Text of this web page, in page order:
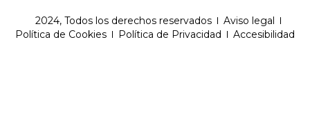
2024, Todos los derechos reservados
Aviso legal
Política de Cookies
Política de Privacidad Accesibilidad